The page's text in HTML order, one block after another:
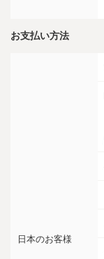
お支払い方法
日本のお客様